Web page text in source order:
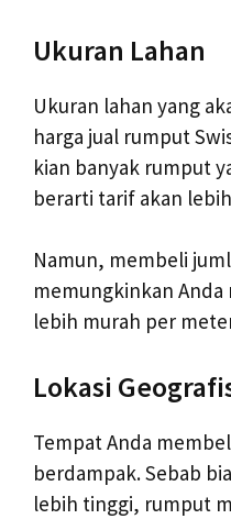
Ukuran Lahan
Ukuran lahan yang
harga jual rumput
kian banyak rumput
berarti tarif akan
Namun, membeli
memungkinkan
lebih murah per
Lokasi
Tempat Anda
berdampak. Sebab
lebih tinggi, rumput